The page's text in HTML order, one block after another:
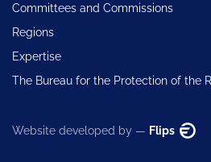
Committees and Commissions
Regions
Expertise
The Bureau for the Protection of the
Website developed by — Flips